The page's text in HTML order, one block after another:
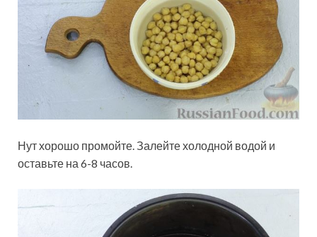
Нут хорошо промойте. Залейте холодной водой и
оставьте на 6-8 часов.